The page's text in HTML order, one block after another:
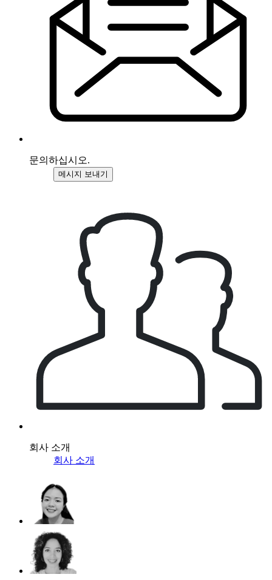
문의하십시오.
메시지 보내기
회사 소개
회사 소개